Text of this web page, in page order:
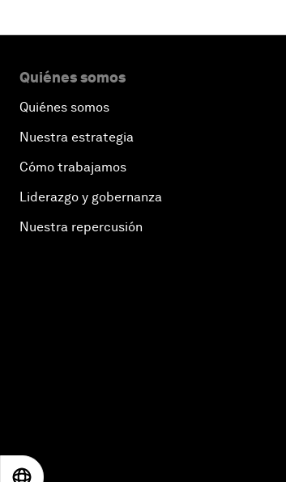
Quiénes somos
Quiénes somos
Nuestra estrategia
Cómo trabajamos
Liderazgo y gobernanza
Nuestra repercusión